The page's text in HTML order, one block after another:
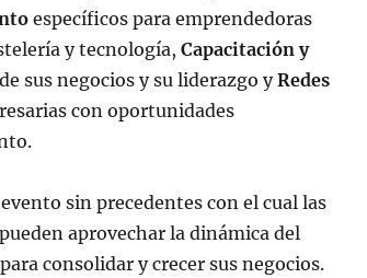
específicos para emprendedoras
y tecnología,Capacitación y
sus negocios y su liderazgo yRedes
con oportunidades
sin precedentes con el cual las
aprovechar la dinámica del
consolidar y crecer sus negocios.